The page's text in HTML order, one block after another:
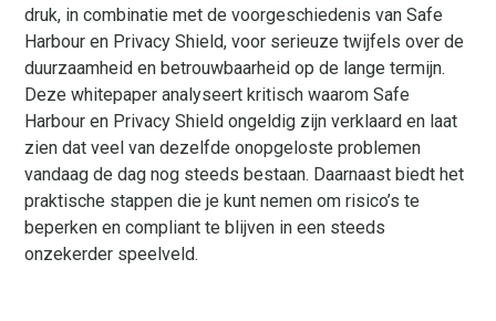
druk, in combinatie met de voorgeschiedenis van Safe
Harbour en Privacy Shield, voor serieuze twijfels over de
duurzaamheid en betrouwbaarheid op de lange termijn.
Deze whitepaper analyseert kritisch waarom Safe
Harbour en Privacy Shield ongeldig zijn verklaard en laat
zien dat veel van dezelfde onopgeloste problemen
vandaag de dag nog steeds bestaan. Daarnaast biedt het
praktische stappen die je kunt nemen om risico’s te
beperken en compliant te blijven in een steeds
onzekerder speelveld.